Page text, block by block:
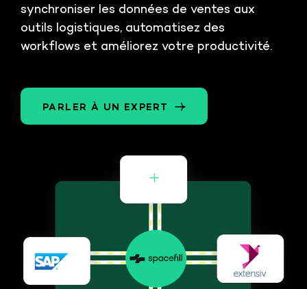
synchroniser les données de ventes aux
outils logistiques, automatisez des
workflows et améliorez votre productivité.
PARLER À UN EXPERT